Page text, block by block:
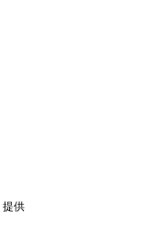
提供